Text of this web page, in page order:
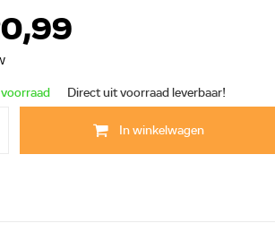
voorraad Direct uit voorraad leverbaar!
In winkelwagen